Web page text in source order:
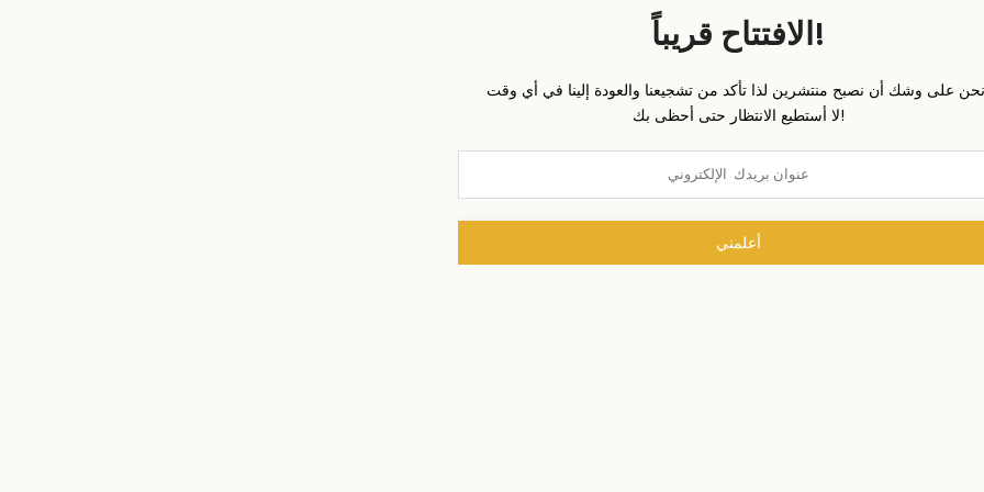
الافتتاح قريباً!
لا أستطيع الانتظار حتى أحظى بك!
أعلمني